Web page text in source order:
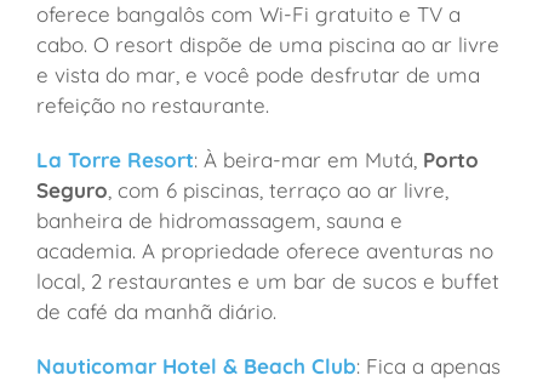
oferece bangalôs com Wi-Fi gratuito e TV a
cabo. O resort dispõe de uma piscina ao ar livre
e vista do mar, e você pode desfrutar de uma
refeição no restaurante.
La Torre Resort: À beira-mar em Mutá, Porto
Seguro , com 6 piscinas, terraço ao ar livre,
banheira de hidromassagem, sauna e
academia. A propriedade oferece aventuras no
local, 2 restaurantes e um bar de sucos e buffet
de café da manhã diário.
Nauticomar Hotel & Beach Club: Fica a apenas